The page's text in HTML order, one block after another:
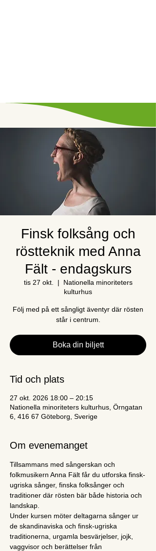
Finsk folksång och
röstteknik med Anna
Fält - endagskurs
tis 27 okt.
  |
Nationella minoriteters
kulturhus
Följ med på ett sångligt äventyr där rösten
står i centrum.
Boka din biljett
Tid och plats
27 okt. 2026 18:00 – 20:15
Nationella minoriteters kulturhus, Örngatan
6, 416 67 Göteborg, Sverige
Om evenemanget
Tillsammans med sångerskan och
folkmusikern Anna Fält får du utforska finsk-
ugriska sånger, finska folksånger och
traditioner där rösten bär både historia och
landskap.
Under kursen möter deltagarna sånger ur
de skandinaviska och finsk-ugriska
traditionerna, urgamla besvärjelser, jojk,
vaggvisor och berättelser från